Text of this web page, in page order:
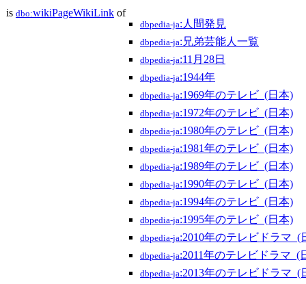
is dbo:wikiPageWikiLink of
dbpedia-ja:人間発見
dbpedia-ja:兄弟芸能人一覧
dbpedia-ja:11月28日
dbpedia-ja:1944年
dbpedia-ja:1969年のテレビ_(日本)
dbpedia-ja:1972年のテレビ_(日本)
dbpedia-ja:1980年のテレビ_(日本)
dbpedia-ja:1981年のテレビ_(日本)
dbpedia-ja:1989年のテレビ_(日本)
dbpedia-ja:1990年のテレビ_(日本)
dbpedia-ja:1994年のテレビ_(日本)
dbpedia-ja:1995年のテレビ_(日本)
dbpedia-ja:2010年のテレビドラマ_(
dbpedia-ja:2011年のテレビドラマ_(
dbpedia-ja:2013年のテレビドラマ_(